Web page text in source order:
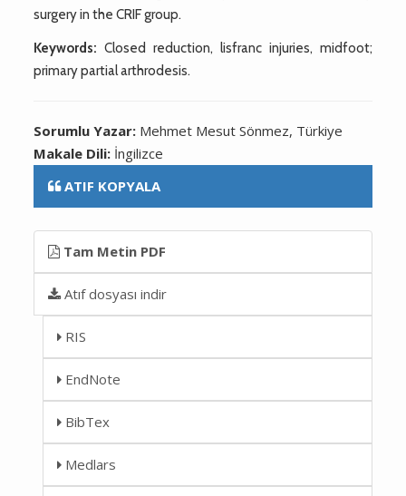
surgery in the CRIF group.
Keywords: Closed reduction, lisfranc injuries, midfoot;
primary partial arthrodesis.
Sorumlu Yazar: Mehmet Mesut Sönmez, Türkiye
Makale Dili: İngilizce
ATIF KOPYALA
Tam Metin PDF
Atıf dosyası indir
RIS
EndNote
BibTex
Medlars